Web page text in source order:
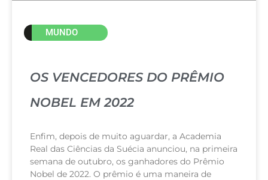
MUNDO
OS VENCEDORES DO PRÊMIO
NOBEL EM 2022
Enfim, depois de muito aguardar, a Academia
Real das Ciências da Suécia anunciou, na primeira
semana de outubro, os ganhadores do Prêmio
Nobel de 2022. O prêmio é uma maneira de